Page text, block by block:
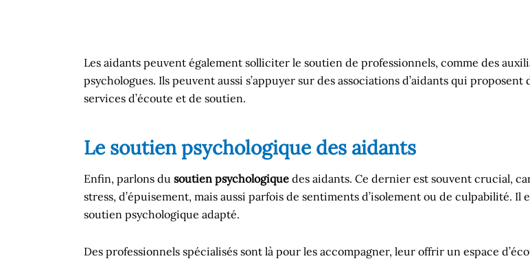
Les aidants peuvent également solliciter le soutien de professionnels, comme des
psychologues. Ils peuvent aussi s’appuyer sur des associations d’aidants qui
services d’écoute et de soutien.
Le soutien psychologique des aidants
Enfin, parlons du soutien psychologique des aidants. Ce dernier est souvent crucial,
stress, d’épuisement, mais aussi parfois de sentiments d’isolement ou de culpabilité.
soutien psychologique adapté.
Des professionnels spécialisés sont là pour les accompagner, leur offrir un espace